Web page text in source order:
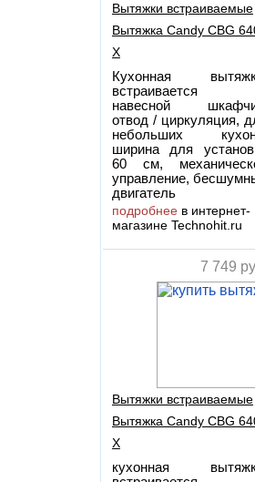
Вытяжки встраиваемые
Вытяжка Candy CBG
X
Кухонная
встраивается
навесной
отвод / циркуляция,
небольших
ширина для
60 см,
управление,
двигатель
подробнеев интернет-
магазине Technohit.ru
7 749
Вытяжки встраиваемые
Вытяжка Candy CBG
X
кухонная